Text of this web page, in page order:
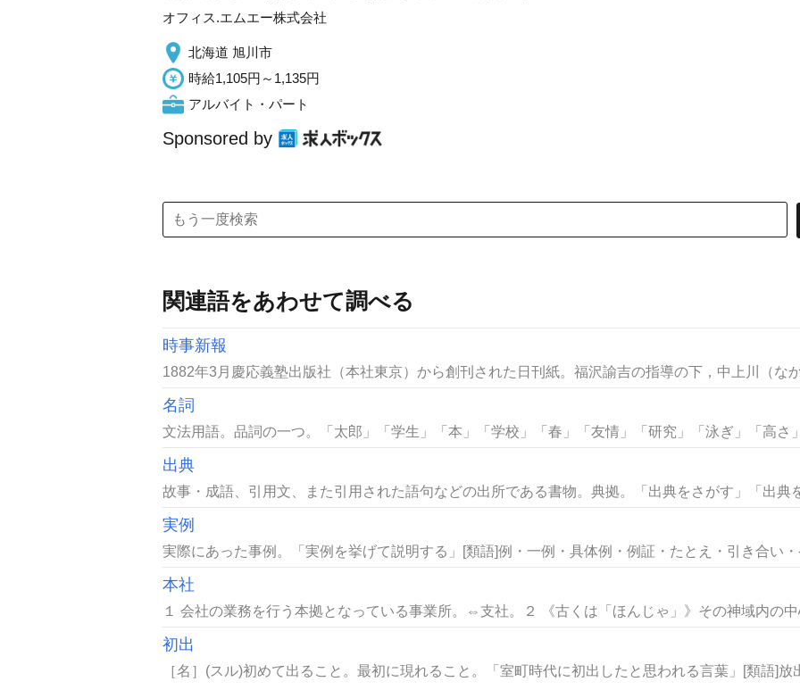
オフィス.エムエー株式会社
北海道 旭川市
時給1,105円～1,135円
アルバイト・パート
Sponsored by
関連語をあわせて調べる
時事新報
1882年3月慶応義塾出版社（本社東京）から創刊された日刊紙。福沢諭吉の指導の下，中上川（な
名詞
文法用語。品詞の一つ。「太郎」「学生」「本」「学校」「春」「友情」「研究」「泳ぎ」「高さ
出典
故事・成語、引用文、また引用された語句などの出所である書物。典拠。「出典をさがす」「出典
実例
実際にあった事例。「実例を挙げて説明する」[類語]例・一例・具体例・例証・たとえ・引き合い
本社
１ 会社の業務を行う本拠となっている事業所。⇔支社。２ 《古くは「ほんじゃ」》その神域内の
初出
［名］(スル)初めて出ること。最初に現れること。「室町時代に初出したと思われる言葉」[類語]放